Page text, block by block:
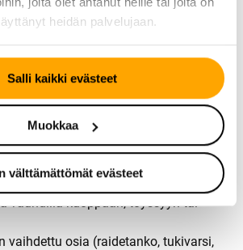
heidän palvelujaan.
Salli kaikki evästeet
Muokkaa
välttämättömät evästeet
ja yllättäviltä korjauskustannuksilta
kannattaa tehdä?
tarkastusta ja säätöä, jos:
tai oikealle
tiellä
sisä- tai ulkoreunalta
tai tärisee suuremmilla
vauhdilla kuoppaan, töyssyyn tai
vaihdettu osia (raidetanko, tukivarsi,